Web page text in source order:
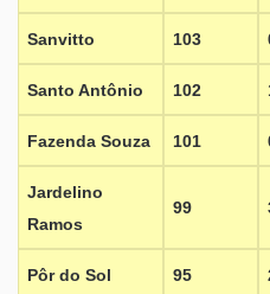
Sanvitto 103
Santo Antônio 102
Fazenda Souza 101
Jardelino
Ramos
99
Pôr do Sol 95